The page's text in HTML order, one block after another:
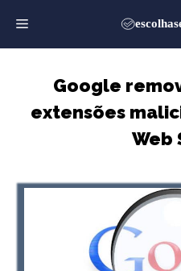
para
o
Google
extensões
Web